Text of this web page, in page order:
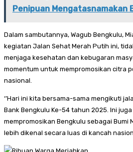
Penipuan Mengatasnamakan
Dalam sambutannya, Wagub Bengkulu,
kegiatan Jalan Sehat Merah Putih ini,
menjaga kesehatan dan kebugaran
momentum untuk mempromosikan citra
nasional.
‘’Hari ini kita bersama-sama mengikuti
Bank Bengkulu Ke-54 tahun 2025. Ini
mempromosikan Bengkulu sebagai Bumi
lebih dikenal secara luas di kancah